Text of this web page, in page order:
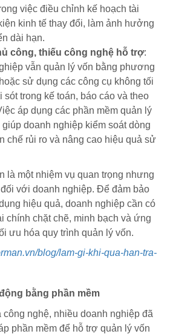
việc điều chỉnh kế hoạch tài
kinh tế thay đổi, làm ảnh hưởng
dài hạn.
công, thiếu công nghệ hỗ trợ:
vẫn quản lý vốn bằng phương
sử dụng các công cụ không tối
sót trong kế toán, báo cáo và theo
áp dụng các phần mềm quản lý
doanh nghiệp kiểm soát dòng
chế rủi ro và nâng cao hiệu quả sử
là một nhiệm vụ quan trọng nhưng
với doanh nghiệp. Để đảm bảo
hiệu quả, doanh nghiệp cần có
chính chặt chẽ, minh bạch và ứng
ưu hóa quy trình quản lý vốn.
blog/lam-gi-khi-qua-han-tra-
bằng phần mềm
nghệ, nhiều doanh nghiệp đã
phần mềm để hỗ trợ quản lý vốn